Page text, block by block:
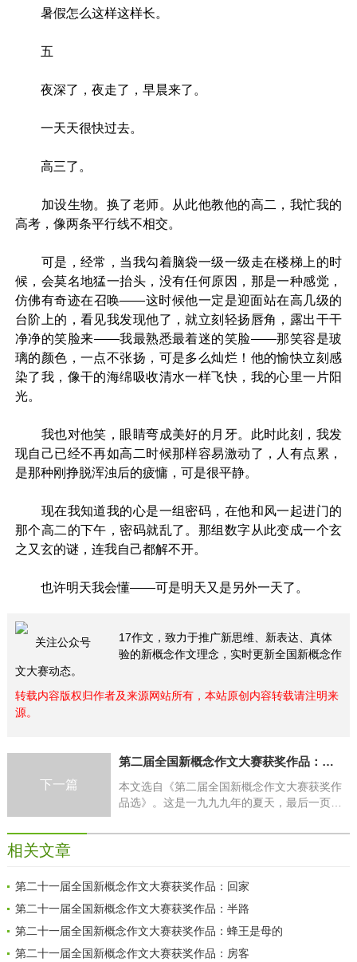
暑假怎么这样这样长。
五
夜深了，夜走了，早晨来了。
一天天很快过去。
高三了。
加设生物。换了老师。从此他教他的高二，我忙我的
高考，像两条平行线不相交。
可是，经常，当我勾着脑袋一级一级走在楼梯上的时
候，会莫名地猛一抬头，没有任何原因，那是一种感觉，
仿佛有奇迹在召唤——这时候他一定是迎面站在高几级的
台阶上的，看见我发现他了，就立刻轻扬唇角，露出干干
净净的笑脸来——我最熟悉最着迷的笑脸——那笑容是玻
璃的颜色，一点不张扬，可是多么灿烂！他的愉快立刻感
染了我，像干的海绵吸收清水一样飞快，我的心里一片阳
光。
我也对他笑，眼睛弯成美好的月牙。此时此刻，我发
现自己已经不再如高二时候那样容易激动了，人有点累，
是那种刚挣脱浑浊后的疲慵，可是很平静。
现在我知道我的心是一组密码，在他和风一起进门的
那个高二的下午，密码就乱了。那组数字从此变成一个玄
之又玄的谜，连我自己都解不开。
也许明天我会懂——可是明天又是另外一天了。
关注公众号
17作文，致力于推广新思维、新表达、真体
验的新概念作文理念，实时更新全国新概念作
文大赛动态。
转载内容版权归作者及来源网站所有，本站原创内容转载请注明来
源。
下一篇
第二届全国新概念作文大赛获奖作品：明媚角落
本文选自《第二届全国新概念作文大赛获奖作
品选》。这是一九九九年的夏天，最后一页历
屋子，穿上红裙子，发现手臂苍白，装着一脑
相关文章
第二十一届全国新概念作文大赛获奖作品：回家
第二十一届全国新概念作文大赛获奖作品：半路
第二十一届全国新概念作文大赛获奖作品：蜂王是母的
第二十一届全国新概念作文大赛获奖作品：房客